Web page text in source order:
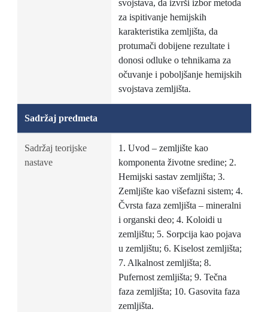
svojstava, da izvrši izbor metoda
za ispitivanje hemijskih
karakteristika zemljišta, da
protumači dobijene rezultate i
donosi odluke o tehnikama za
očuvanje i poboljšanje hemijskih
svojstava zemljišta.
Sadržaj predmeta
Sadržaj teorijske
nastave
1. Uvod – zemljište kao
komponenta životne sredine; 2.
Hemijski sastav zemljišta; 3.
Zemljište kao višefazni sistem; 4.
Čvrsta faza zemljišta – mineralni
i organski deo; 4. Koloidi u
zemljištu; 5. Sorpcija kao pojava
u zemljištu; 6. Kiselost zemljišta;
7. Alkalnost zemljišta; 8.
Pufernost zemljišta; 9. Tečna
faza zemljišta; 10. Gasovita faza
zemljišta.